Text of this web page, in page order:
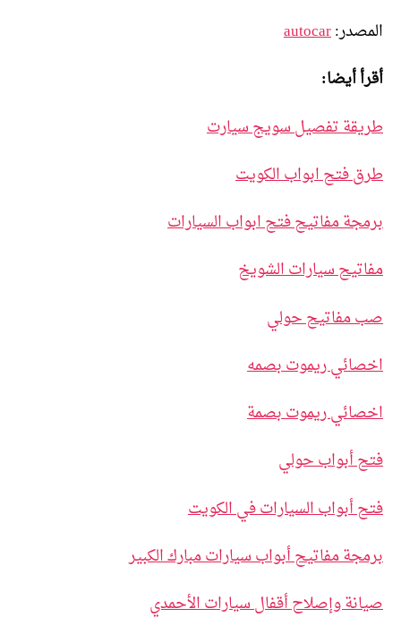
المصدر:autocar
أقرأ أيضا:
طريقة تفصيل سويج سيارت
طرق فتح ابواب الكويت
برمجة مفاتيح فتح ابواب السيارات
مفاتيح سيارات الشويخ
صب مفاتيح حولي
اخصائي ريموت بصمه
اخصائي ريموت بصمة
فتح أبواب حولي
فتح أبواب السيارات في الكويت
برمجة مفاتيح أبواب سيارات مبارك الكبير
صيانة وإصلاح أقفال سيارات الأحمدي